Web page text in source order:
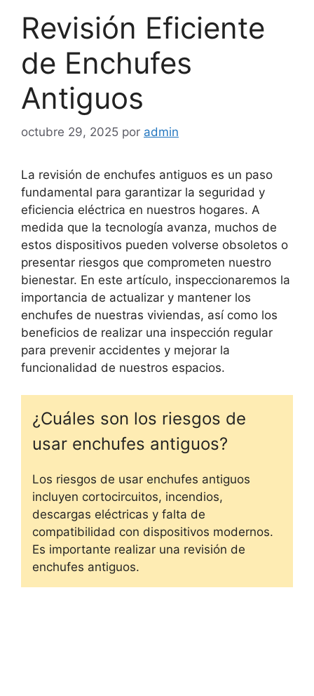
Revisión Eficiente
de Enchufes
Antiguos
octubre 29, 2025 por admin
La revisión de enchufes antiguos es un paso
fundamental para garantizar la seguridad y
eficiencia eléctrica en nuestros hogares. A
medida que la tecnología avanza, muchos de
estos dispositivos pueden volverse obsoletos o
presentar riesgos que comprometen nuestro
bienestar. En este artículo, inspeccionaremos la
importancia de actualizar y mantener los
enchufes de nuestras viviendas, así como los
beneficios de realizar una inspección regular
para prevenir accidentes y mejorar la
funcionalidad de nuestros espacios.
¿Cuáles son los riesgos de
usar enchufes antiguos?
Los riesgos de usar enchufes antiguos
incluyen cortocircuitos, incendios,
descargas eléctricas y falta de
compatibilidad con dispositivos modernos.
Es importante realizar una revisión de
enchufes antiguos.